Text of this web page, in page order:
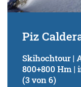
Piz
Skihochtour |
800+800 Hm |
(3 von 6)